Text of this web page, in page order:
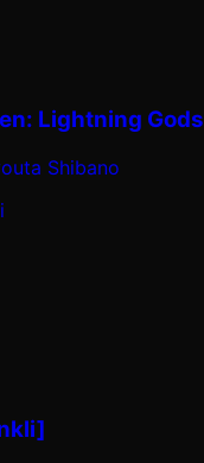
Lightning Gods
Shibano